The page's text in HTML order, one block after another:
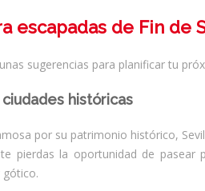
escapadas de Fin de
sugerencias para planificar tu
históricas
por su patrimonio histórico,
pierdas la oportunidad de pasear
gótico.